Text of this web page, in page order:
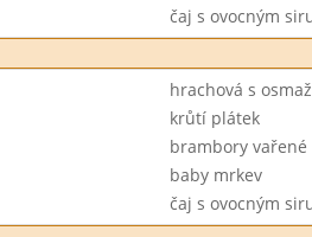
čaj s ovocným
hrachová s
krůtí plátek
brambory vařené
baby mrkev
čaj s ovocným